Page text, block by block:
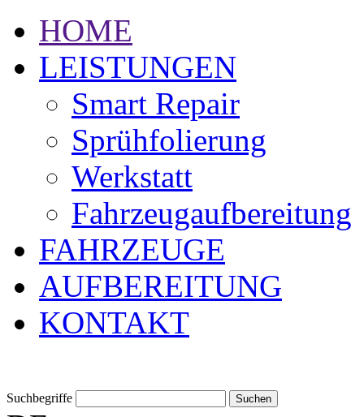
HOME
LEISTUNGEN
Smart Repair
Sprühfolierung
Werkstatt
Fahrzeugaufbereitung
FAHRZEUGE
AUFBEREITUNG
KONTAKT
Suchbegriffe